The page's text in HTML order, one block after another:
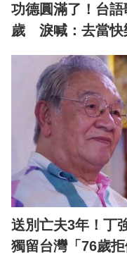
功德圓滿了！台
歲 淚喊：去當快
送別亡夫3年！丁
獨留台灣「76歲